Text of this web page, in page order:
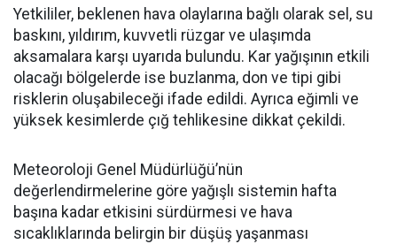
Yetkililer, beklenen hava olaylarına bağlı olarak sel, su
baskını, yıldırım, kuvvetli rüzgar ve ulaşımda
aksamalara karşı uyarıda bulundu. Kar yağışının etkili
olacağı bölgelerde ise buzlanma, don ve tipi gibi
risklerin oluşabileceği ifade edildi. Ayrıca eğimli ve
yüksek kesimlerde çığ tehlikesine dikkat çekildi.
Meteoroloji Genel Müdürlüğü’nün
değerlendirmelerine göre yağışlı sistemin hafta
başına kadar etkisini sürdürmesi ve hava
sıcaklıklarında belirgin bir düşüş yaşanması